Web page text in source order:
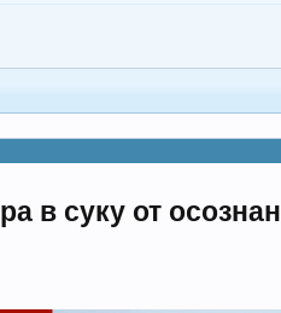
в суку от